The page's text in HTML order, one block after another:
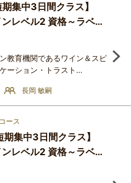
受講者が資格を取得してお
準のワイン資格とされていま
アカデミー・デュ・ヴァンで
集中3日間クラス】
レベル2 資格～ラベル
本語：3日間＋認定試
教育機関であるワイン＆スピ
ーション・トラスト
ュラムを基に、ワインに関
を体系的に学ぶ講座です。最
資格認定試験を受けること
受講者が資格を取得してお
準のワイン資格とされていま
アカデミー・デュ・ヴァンで
長岡 敏嗣
ース
集中3日間クラス】
レベル2 資格～ラベル
本語：3日間＋認定試